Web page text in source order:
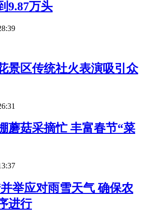
9.87万头
景区传统社火表演吸引众
蘑菇采摘忙 丰富春节“菜
举应对雨雪天气 确保农
进行